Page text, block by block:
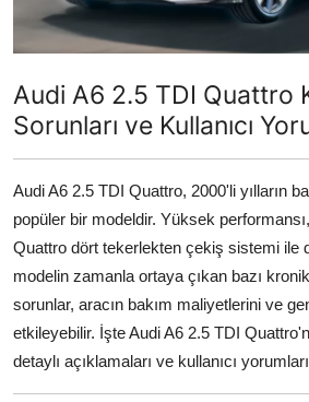
Sürüş & Güvenlik
Yağlar & Sıvılar
Elektrik & Akü
Klima & Konfor
Aydınlatma & Görüş
Şanzıman & Aktarma
Audi A6 2.5 TDI Quattro
Sorunları ve Kullanıcı
Audi A6 2.5 TDI Quattro, 2000'li yılların
popüler bir modeldir. Yüksek
Quattro dört tekerlekten çekiş sistemi ile
modelin zamanla ortaya çıkan bazı
sorunlar, aracın bakım maliyetlerini ve
etkileyebilir. İşte Audi A6 2.5 TDI
detaylı açıklamaları ve kullanıcı